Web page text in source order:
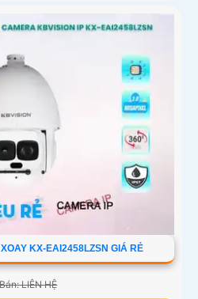
KX-EAI2458LZSN GIÁ RẺ
LIÊN HỆ